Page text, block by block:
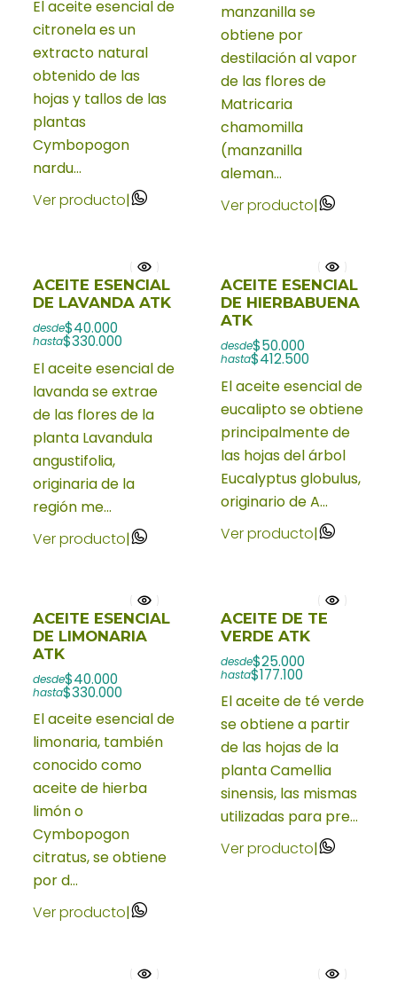
El aceite esencial de
citronela es un
extracto natural
obtenido de las
hojas y tallos de las
plantas
Cymbopogon
nardu...
Ver producto|
manzanilla se
obtiene por
destilación al vapor
de las flores de
Matricaria
chamomilla
(manzanilla
aleman...
Ver producto|
ACEITE ESENCIAL
DE LAVANDA ATK
desde$40.000
hasta$330.000
El aceite esencial de
lavanda se extrae
de las flores de la
planta Lavandula
angustifolia,
originaria de la
región me...
Ver producto|
ACEITE ESENCIAL
DE HIERBABUENA
ATK
desde$50.000
hasta$412.500
El aceite esencial de
eucalipto se obtiene
principalmente de
las hojas del árbol
Eucalyptus globulus,
originario de A...
Ver producto|
ACEITE ESENCIAL
DE LIMONARIA
ATK
desde$40.000
hasta$330.000
El aceite esencial de
limonaria, también
conocido como
aceite de hierba
limón o
Cymbopogon
citratus, se obtiene
por d...
Ver producto|
ACEITE DE TE
VERDE ATK
desde$25.000
hasta$177.100
El aceite de té verde
se obtiene a partir
de las hojas de la
planta Camellia
sinensis, las mismas
utilizadas para pre...
Ver producto|